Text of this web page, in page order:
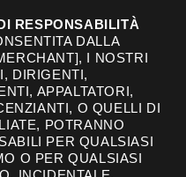
RESPONSABILITÀ
DALLA
I NOSTRI
DIRIGENTI,
APPALTATORI,
O QUELLI DI
POTRANNO
PER QUALSIASI
O PER QUALSIASI